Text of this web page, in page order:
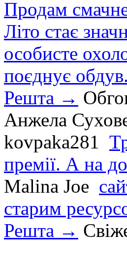
Продам
Літо стає
особисте
поєднує
Решта →
Анжела
kovpaka281
премії. А на
Malina Joe
старим
Решта →